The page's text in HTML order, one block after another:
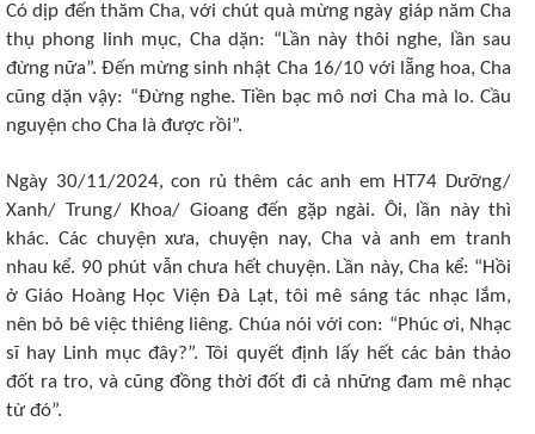
Có dịp đến thăm Cha, với chút quà mừng ngày giáp năm Cha
thụ phong linh mục, Cha dặn: “Lần này thôi nghe, lần sau
đừng nữa”. Đến mừng sinh nhật Cha 16/10 với lẵng hoa, Cha
cũng dặn vậy: “Đừng nghe. Tiền bạc mô nơi Cha mà lo. Cầu
nguyện cho Cha là được rồi”.
Ngày 30/11/2024, con rủ thêm các anh em HT74 Dưỡng/
Xanh/ Trung/ Khoa/ Gioang đến gặp ngài. Ôi, lần này thì
khác. Các chuyện xưa, chuyện nay, Cha và anh em tranh
nhau kể. 90 phút vẫn chưa hết chuyện. Lần này, Cha kể: “Hồi
ở Giáo Hoàng Học Viện Đà Lạt, tôi mê sáng tác nhạc lắm,
nên bỏ bê việc thiêng liêng. Chúa nói với con: “Phúc ơi, Nhạc
sĩ hay Linh mục đây?”. Tôi quyết định lấy hết các bản thảo
đốt ra tro, và cũng đồng thời đốt đi cả những đam mê nhạc
từ đó”.